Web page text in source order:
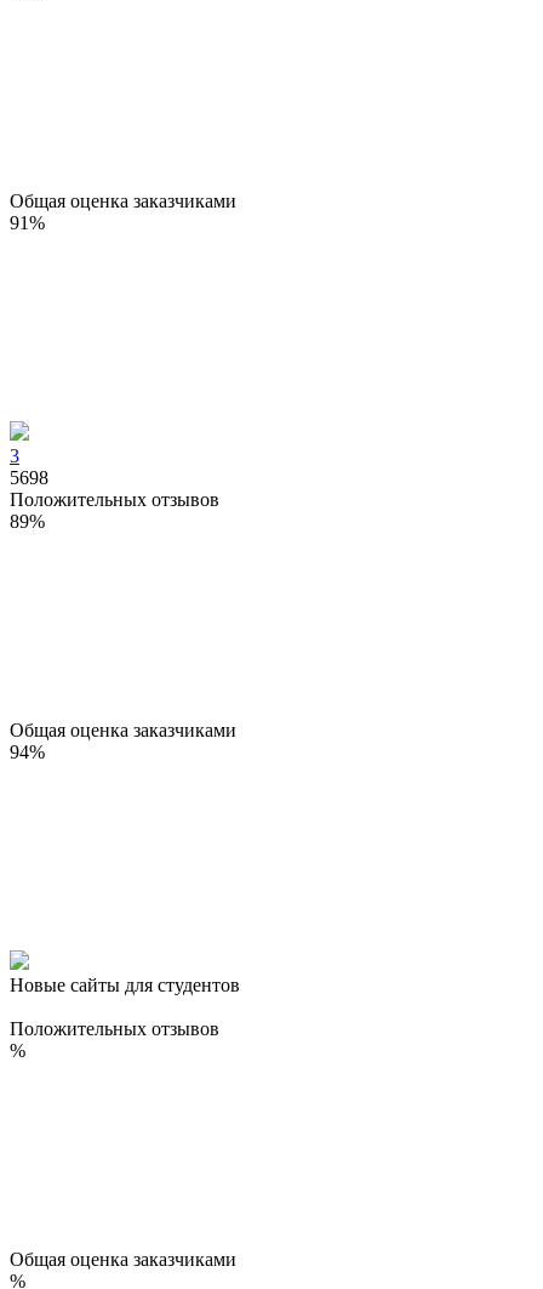
Общая оценка заказчиками
91%
3
5698
Положительных отзывов
89%
Общая оценка заказчиками
94%
Новые сайты для студентов
Положительных отзывов
%
Общая оценка заказчиками
%